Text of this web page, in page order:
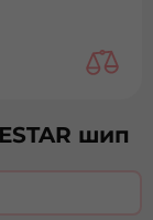
шип